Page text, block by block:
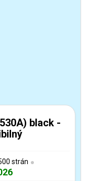
black -
strán